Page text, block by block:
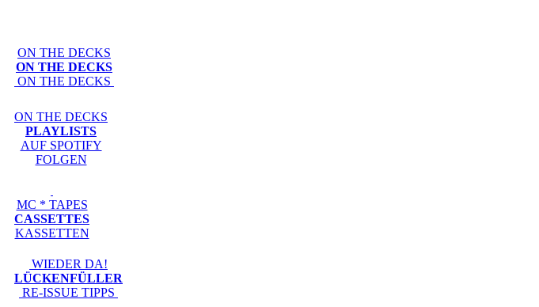
ON THE DECKS
ON THE DECKS
ON THE DECKS
ON THE DECKS
PLAYLISTS
AUF SPOTIFY
FOLGEN
MC * TAPES
CASSETTES
KASSETTEN
WIEDER DA!
LÜCKENFÜLLER
RE-ISSUE TIPPS